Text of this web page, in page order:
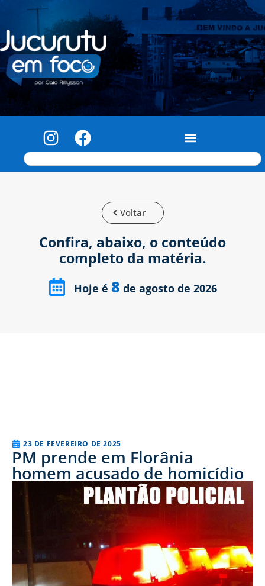
Voltar
Confira, abaixo, o conteúdo
completo da matéria.
Hoje é 8 de agosto de 2026
23 DE FEVEREIRO DE 2025
PM prende em Florânia
homem acusado de homicídio